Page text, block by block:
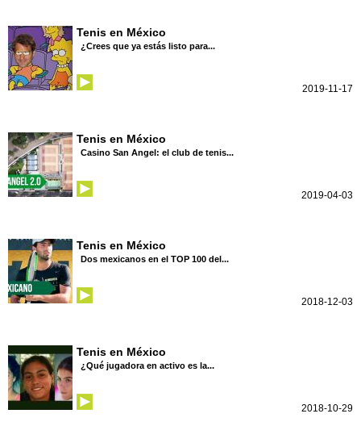
Tenis en México
¿Crees que ya estás listo para...
2019-11-17
Tenis en México
Casino San Angel: el club de tenis...
2019-04-03
Tenis en México
Dos mexicanos en el TOP 100 del...
2018-12-03
Tenis en México
¿Qué jugadora en activo es la...
2018-10-29